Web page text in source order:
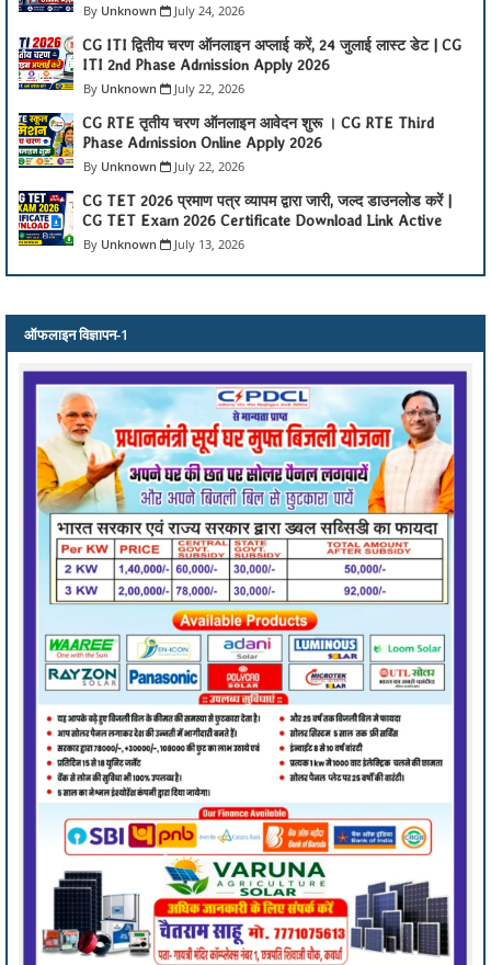
Unknown July 24, 2026
CG ITI द्वितीय चरण ऑनलाइन अप्लाई करें, 24 जुलाई लास्ट डेट | CG
ITI 2nd Phase Admission Apply 2026
Unknown July 22, 2026
CG RTE तृतीय चरण ऑनलाइन आवेदन शुरू । CG RTE Third
Phase Admission Online Apply 2026
Unknown July 22, 2026
CG TET 2026 प्रमाण पत्र व्यापम द्वारा जारी, जल्द डाउनलोड करें |
CG TET Exam 2026 Certificate Download Link Active
Unknown July 13, 2026
ऑफलाइन विज्ञापन-1